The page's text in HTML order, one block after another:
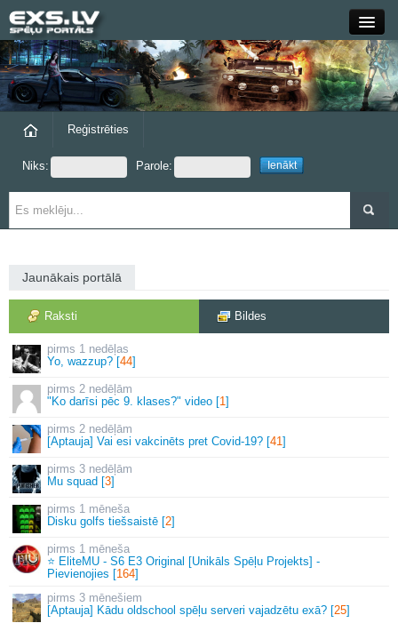
Close
Forums
Grupas
Reģistrēties
Niks: Parole:
Jaunākais portālā
Raksti Bildes
1 nedēļas
Yo, wazzup? [44]
2 nedēļām
"Ko darīsi pēc 9. klases?" video [1]
2 nedēļām
[Aptauja] Vai esi vakcinēts pret Covid-19? [41]
3 nedēļām
Mu squad [3]
1 mēneša
Disku golfs tiešsaistē [2]
1 mēneša
⭐ EliteMU - S6 E3 Original [Unikāls Spēļu Projekts] -
Pievienojies [164]
3 mēnešiem
[Aptauja] Kādu oldschool spēļu serveri vajadzētu exā? [25]